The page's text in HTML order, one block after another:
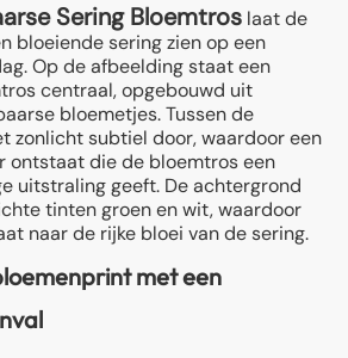
Sering Bloemtros laat de
bloeiende sering zien op een
Op de afbeelding staat een
centraal, opgebouwd uit
bloemetjes. Tussen de
zonlicht subtiel door, waardoor een
ontstaat die de bloemtros een
uitstraling geeft. De achtergrond
tinten groen en wit, waardoor
naar de rijke bloei van de sering.
met een